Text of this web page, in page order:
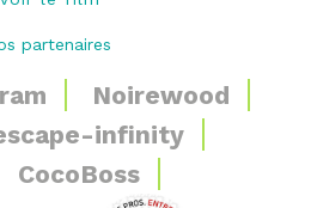
partenaires
Noirewood
infinity
CocoBoss